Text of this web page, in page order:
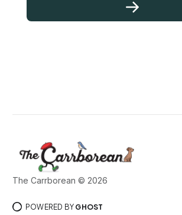
The Carrborean © 2026
POWERED BY GHOST